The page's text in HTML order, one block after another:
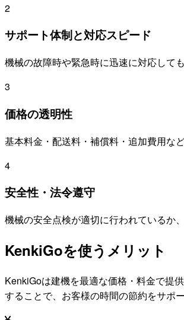
2
サポート体制と対応スピード
機械の故障時や緊急時に迅速に対応して
3
価格の透明性
基本料金・配送料・補償料・追加費用な
4
安全性・法令遵守
機械の安全点検が適切に行われているか
KenkiGoを使うメリット
KenkiGoは建機を最適な価格・料金で提供
することで、お客様の時間の節約をサポー